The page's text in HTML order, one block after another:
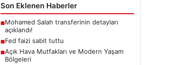
Son Eklenen Haberler
■Mohamed Salah transferinin detayları
açıklandı!
■Fed faizi sabit tuttu
■Açık Hava Mutfakları ve Modern Yaşam
Bölgeleri